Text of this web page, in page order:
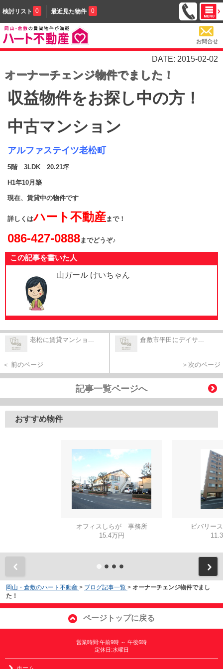
検討リスト 0 最近見た物件 0
お問合せ
DATE: 2015-02-02
オーナーチェンジ物件でました！
収益物件をお探し中の方！
中古マンション
アルファステイツ老松町
5階 3LDK 20.21坪
H1年10月築
現在、賃貸中の物件です
詳しくはハート不動産 まで！
086-427-0888 までどうぞ♪
この記事を書いた人
山ガール けいちゃん
老松に賃貸マンショ...
＜ 前のページ
倉敷市平田にデイサ...
＞次のページ
記事一覧ページへ
おすすめ物件
オフィスしらが 事務所
15.4万円
ビバリー
岡山・倉敷のハート不動産 > ブログ記事一覧 > オーナーチェンジ物件でまし
た！
ページトップに戻る
営業時間:午前9時 ～ 午後6時
定休日:水曜日